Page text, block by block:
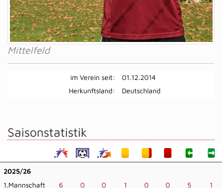
Mittelfeld
im Verein seit:
01.12.2014
Herkunftsland:
Deutschland
Saisonstatistik
2025/26
1.Mannschaft
6 0 0 1 0 0 5 1